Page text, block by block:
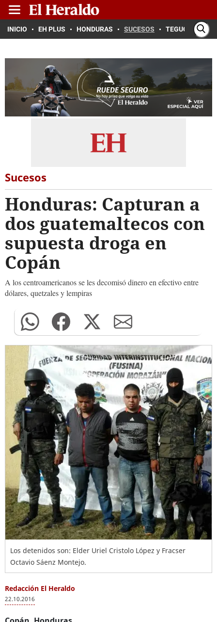
INICIO EH PLUS HONDURAS SUCESOS TEGUCIGALPA
Sucesos
Honduras: Capturan a
dos guatemaltecos con
supuesta droga en
Copán
A los centroamericanos se les decomisó dinero en efectivo entre
dólares, quetzales y lempiras
Los detenidos son: Elder Uriel Cristolo López y Fracser
Octavio Sáenz Montejo.
Redacción El Heraldo
22.10.2016